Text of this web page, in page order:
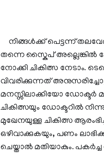
നിങ്ങള്‍ക്ക് പെട്ടന്ന്
തന്നെ സ്കൈപ്
നോക്കി ചികിത്സ നേടാം.
വിവരിക്കുന്നത്
മനസ്സിലാക്കിയോ ഡോക്ടര്‍
ചികിത്സയും ഡോക്ടറില്‍
മുഖേനയുള്ള ചികിത്സ
ഒഴിവാക്കുകയും, പണം
ചെയ്താല്‍ മതിയാകും.